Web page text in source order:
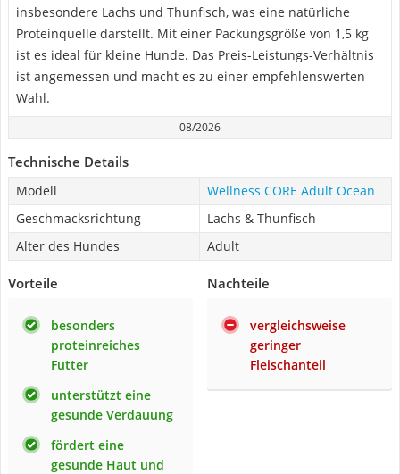
insbesondere Lachs und Thunfisch, was eine natürliche
Proteinquelle darstellt. Mit einer Packungsgröße von 1,5 kg
ist es ideal für kleine Hunde. Das Preis-Leistungs-Verhältnis
ist angemessen und macht es zu einer empfehlenswerten
Wahl.
08/2026
Technische Details
Modell
Wellness CORE Adult Ocean
Geschmacksrichtung
Lachs & Thunfisch
Alter des Hundes
Adult
Vorteile
besonders
proteinreiches
Futter
unterstützt eine
gesunde Verdauung
fördert eine
gesunde Haut und
Nachteile
vergleichsweise
geringer
Fleischanteil